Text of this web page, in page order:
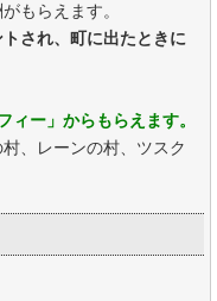
もらえます。
され、町に出たときに
ィー」からもらえます。
、レーンの村、ツスク